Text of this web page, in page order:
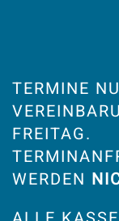
TERMINE
FREITAG.
WERDEN